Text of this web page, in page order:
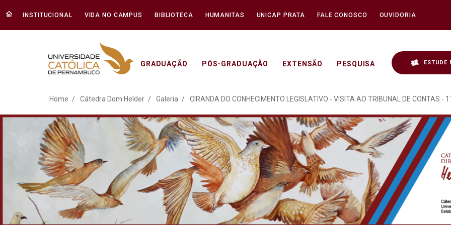
INSTITUCIONAL VIDA NO CAMPUS BIBLIOTECA HUMANITAS UNICAP PRATA FALE CONOSCO OUVIDORIA
GRADUAÇÃO PÓS-GRADUAÇÃO EXTENSÃO PESQUISA ESTUDE
ATO EM DEFESA DA DEMOCRACIA
Home Cátedra Dom Helder Galeria CIRANDA DO CONHECIMENTO LEGISLATIVO - VISITA AO TRIBUNAL DE CONTAS -